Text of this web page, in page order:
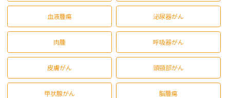
血液腫瘍 泌尿器がん
肉腫 呼吸器がん
皮膚がん 頭頸部がん
甲状腺がん 脳腫瘍